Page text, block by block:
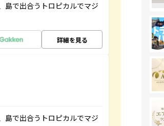
島で出合うトロピカルでマジ
詳細を見る
島で出合うトロピカルでマジ